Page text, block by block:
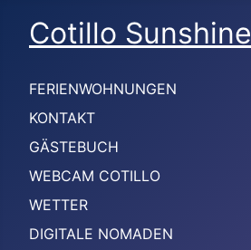
Cotillo Sunshine
FERIENWOHNUNGEN
KONTAKT
GÄSTEBUCH
WEBCAM COTILLO
WETTER
DIGITALE NOMADEN